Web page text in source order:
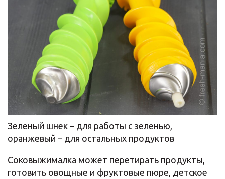
Зеленый шнек – для работы с зеленью,
оранжевый – для остальных продуктов
Cоковыжималка может перетирать продукты,
готовить овощные и фруктовые пюре, детское